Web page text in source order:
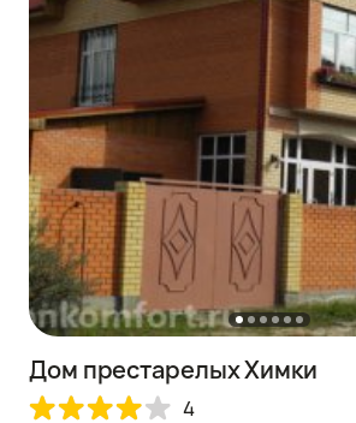
Дом престарелых Химки
4